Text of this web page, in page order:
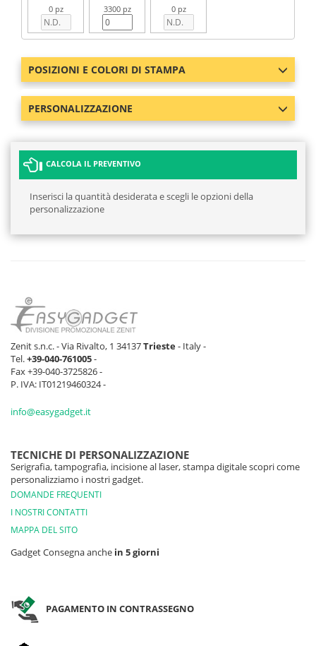
0 pz 3300 pz 0 pz
POSIZIONI E COLORI DI STAMPA
PERSONALIZZAZIONE
CALCOLA IL PREVENTIVO
Inserisci la quantità desiderata e scegli le opzioni della
personalizzazione
Zenit s.n.c. - Via Rivalto, 1 34137Trieste- Italy -
Tel.+39-040-761005-
Fax +39-040-3725826 -
P. IVA: IT01219460324 -
info@easygadget.it
TECNICHE DI PERSONALIZZAZIONE
Serigrafia, tampografia, incisione al laser, stampa digitale scopri come
personalizziamo i nostri gadget.
DOMANDE FREQUENTI
I NOSTRI CONTATTI
MAPPA DEL SITO
Gadget Consegna anche in 5 giorni
PAGAMENTO IN CONTRASSEGNO